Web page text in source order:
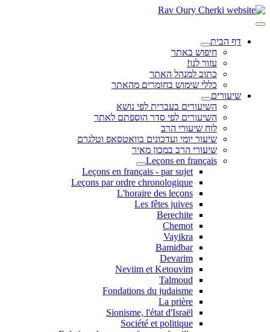
דף הבית
חיפוש באתר
עזור לנו!
כתוב למנהל האתר
כללי שימוש בחומרים מהאתר
שיעורים
השיעורים בעברית לפי נושא
השיעורים לפי סדר הוספתם לאתר
לוח שיעורי הרב
שיעור יומי ועדכונים בוואטסאפ וטלגרם
שיעורי הרב במכון מאיר
Leçons en français
Leçons en français - par sujet
Leçons par ordre chronologique
L'horaire des leçons
Les fêtes juives
Berechite
Chemot
Vayikra
Bamidbar
Devarim
Neviim et Ketouvim
Talmoud
Fondations du judaisme
La prière
Sionisme, l'état d'Israël
Société et politique